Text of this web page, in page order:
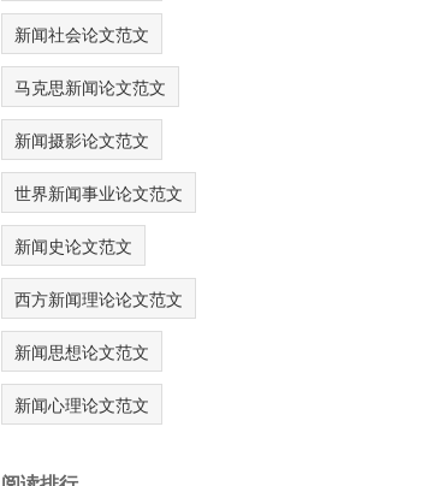
新闻社会论文范文
马克思新闻论文范文
新闻摄影论文范文
世界新闻事业论文范文
新闻史论文范文
西方新闻理论论文范文
新闻思想论文范文
新闻心理论文范文